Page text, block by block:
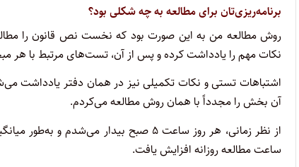
برنامه‌ریزی‌تان برای مطالعه به چه شکلی بود؟
روش مطالعه من به این صورت بود که نخست نص قانون را
نکات مهم را یادداشت کرده و پس از آن، تست‌های مرتبط با هر
اشتباهات تستی و نکات تکمیلی نیز در همان دفتر یادداشت
آن بخش را مجدداً با همان روش مطالعه می‌کردم.
ساعت مطالعه روزانه افزایش یافت.